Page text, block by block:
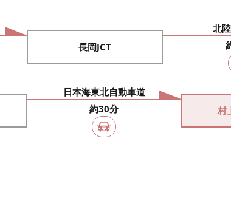
長岡JCT
北
日本海東北自動車道
約30分
村